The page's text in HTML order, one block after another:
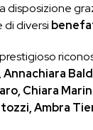
disposizione
di diversi
Chiara
Ambra